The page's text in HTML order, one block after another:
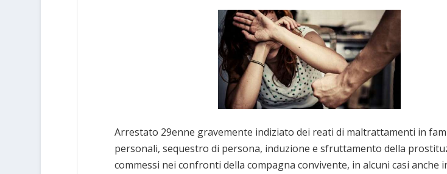
Arrestato 29enne gravemente indiziato dei reati di maltrattamenti in
personali, sequestro di persona, induzione e sfruttamento della
commessi nei confronti della compagna convivente, in alcuni casi anche